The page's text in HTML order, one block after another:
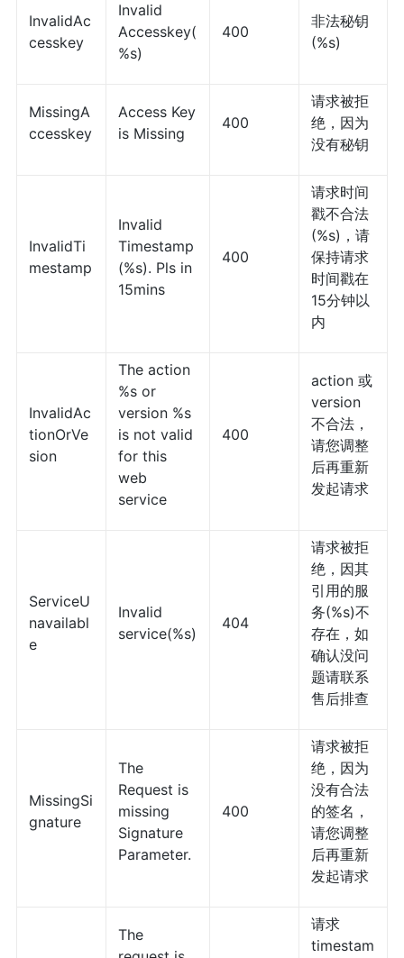
InvalidAc
cesskey
Invalid
Accesskey(
%s)
400
非法秘钥
(%s)
MissingA
ccesskey
Access Key
is Missing
400
请求被拒
绝，因为
没有秘钥
InvalidTi
mestamp
Invalid
Timestamp
(%s). Pls in
15mins
400
请求时间
戳不合法
(%s)，请
保持请求
时间戳在
15分钟以
内
InvalidAc
tionOrVe
sion
The action
%s or
version %s
is not valid
for this
web
service
400
action 或
version
不合法，
请您调整
后再重新
发起请求
ServiceU
navailabl
e
Invalid
service(%s)
404
请求被拒
绝，因其
引用的服
务(%s)不
存在，如
确认没问
题请联系
售后排查
MissingSi
gnature
The
Request is
missing
Signature
Parameter.
400
请求被拒
绝，因为
没有合法
的签名，
请您调整
后再重新
发起请求
The
请求
timestam